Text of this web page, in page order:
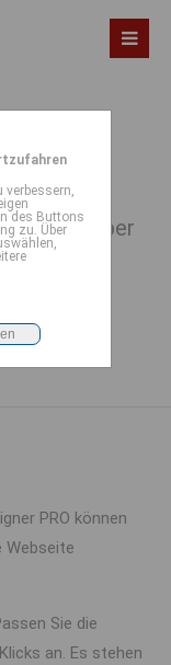
Farben per
PRO können
Webseite
Sie die
an. Es stehen
verbessern,
des Buttons
zu. Über